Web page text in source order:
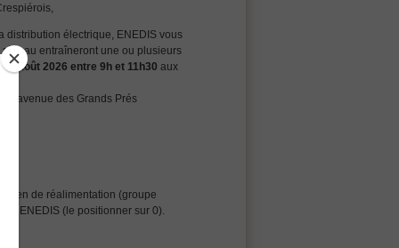
distribution électrique, ENEDIS vous
entraîneront une ou plusieurs
11 août 2026 entre 9h et 11h30 aux
10 avenue des Grands Prés
de réalimentation (groupe
ENEDIS (le positionner sur 0).